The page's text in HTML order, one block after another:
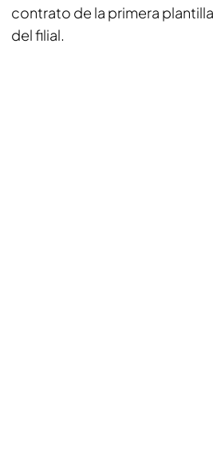
contrato de la primera
del filial.